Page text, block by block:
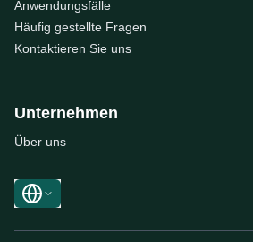
Anwendungsfälle
Häufig gestellte Fragen
Kontaktieren Sie uns
Unternehmen
Über uns